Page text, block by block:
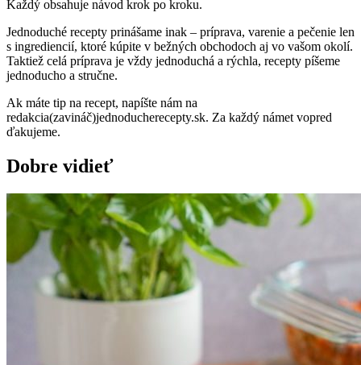
Každý obsahuje návod krok po kroku.
Jednoduché recepty prinášame inak – príprava, varenie a pečenie len
s ingrediencií, ktoré kúpite v bežných obchodoch aj vo vašom okolí.
Taktiež celá príprava je vždy jednoduchá a rýchla, recepty píšeme
jednoducho a stručne.
Ak máte tip na recept, napíšte nám na
redakcia(zavináč)jednoducherecepty.sk. Za každý námet vopred
ďakujeme.
Dobre vidieť